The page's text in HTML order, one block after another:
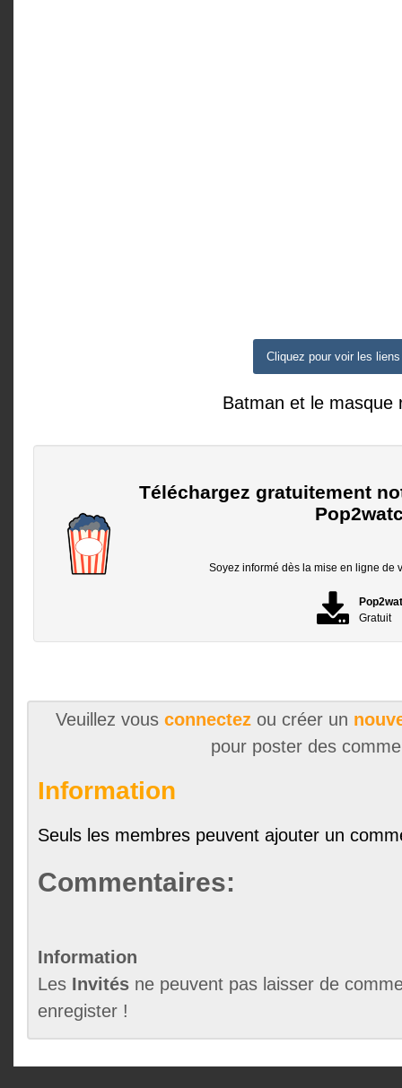
Cliquez pour voir les liens
Batman et le masque
Téléchargez gratuitement
Soyez informé dès la mise en ligne de
Gratuit
Veuillez vous connectezou créer un
pour poster des
Information
Seuls les membres peuvent ajouter un
Commentaires:
Information
Les Invités ne peuvent pas laisser de
enregister !